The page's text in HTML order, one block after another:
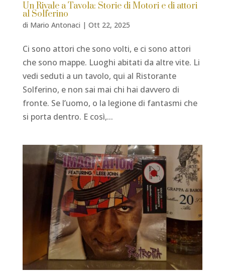
Un Rivale a Tavola: Storie di Motori e di attori
al Solferino
di Mario Antonaci | Ott 22, 2025
Ci sono attori che sono volti, e ci sono attori
che sono mappe. Luoghi abitati da altre vite. Li
vedi seduti a un tavolo, qui al Ristorante
Solferino, e non sai mai chi hai davvero di
fronte. Se l’uomo, o la legione di fantasmi che
si porta dentro. E così,...